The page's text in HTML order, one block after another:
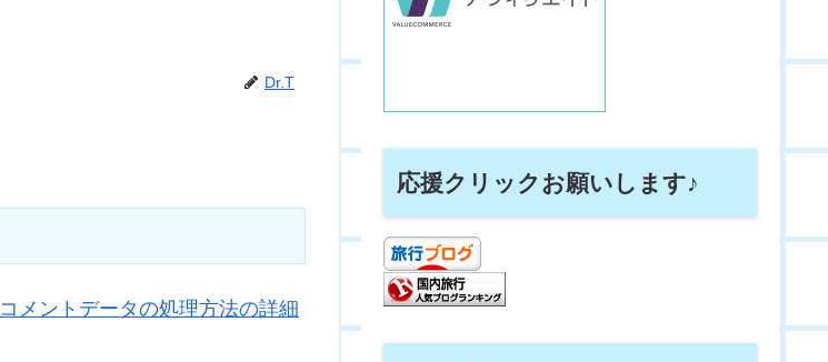
Dr.T
コメントデータの処理方法の詳細
応援クリックお願いします♪